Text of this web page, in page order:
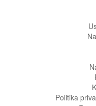
Politika